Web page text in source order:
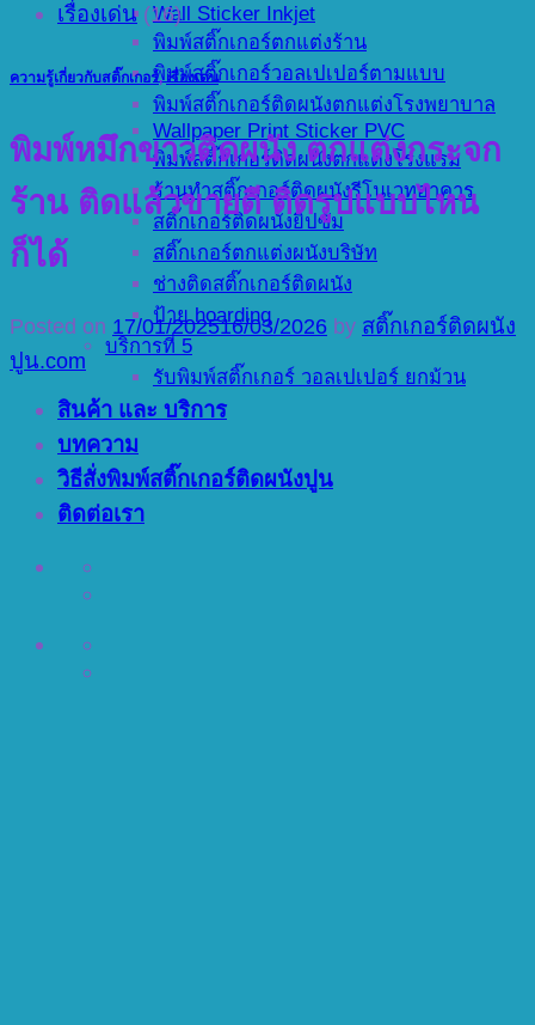
Wall Sticker Inkjet
พิมพ์สติ๊กเกอร์ตกแต่งร้าน
พิมพ์สติ๊กเกอร์วอลเปเปอร์ตามแบบ
พิมพ์สติ๊กเกอร์ติดผนังตกแต่งโรงพยาบาล
Wallpaper Print Sticker PVC
พิมพ์สติ๊กเกอร์ติดผนังตกแต่งโรงแรม
ร้านทำสติ๊กเกอร์ติดผนังรีโนเวทอาคาร
สติ๊กเกอร์ติดผนังยิปซั่ม
สติ๊กเกอร์ตกแต่งผนังบริษัท
ช่างติดสติ๊กเกอร์ติดผนัง
ป้าย hoarding
บริการที่ 5
รับพิมพ์สติ๊กเกอร์ วอลเปเปอร์ ยกม้วน
สินค้า และ บริการ
บทความ
วิธีสั่งพิมพ์สติ๊กเกอร์ติดผนังปูน
ติดต่อเรา
เรื่องเด่น(16)
ความรู้เกี่ยวกับสติ๊กเกอร์,เรื่องเด่น
พิมพ์หมึกขาวติดผนัง ตกแต่งกระจก
ร้าน ติดแล้วขายดี ติดรูปแบบไหน
ก็ได้
Posted on 17/01/202516/03/2026 by สติ๊กเกอร์ติดผนัง
ปูน.com